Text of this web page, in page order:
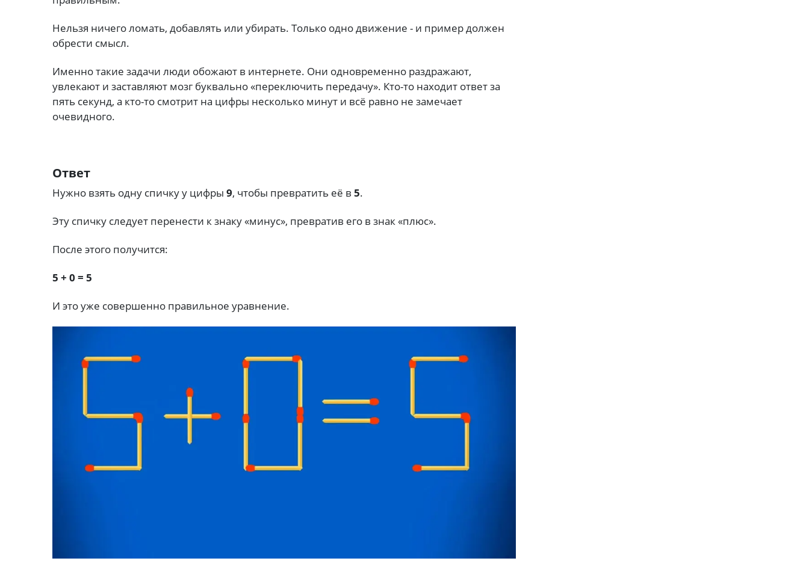
Нельзя ничего ломать, добавлять или убирать. Только одно движение - и пример должен
обрести смысл.
Именно такие задачи люди обожают в интернете. Они одновременно раздражают,
увлекают и заставляют мозг буквально «переключить передачу». Кто-то находит ответ за
пять секунд, а кто-то смотрит на цифры несколько минут и всё равно не замечает
очевидного.
Ответ
Нужно взять одну спичку у цифры 9, чтобы превратить её в 5.
Эту спичку следует перенести к знаку «минус», превратив его в знак «плюс».
После этого получится:
5 + 0 = 5
И это уже совершенно правильное уравнение.